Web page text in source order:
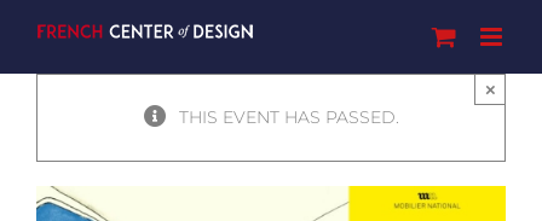
THIS EVENT HAS PASSED.
×